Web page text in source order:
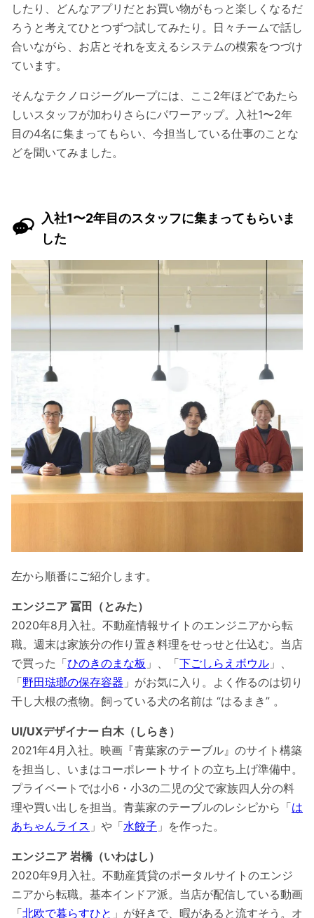
したり、どんなアプリだとお買い物がもっと楽しくなるだ
ろうと考えてひとつずつ試してみたり。日々チームで話し
合いながら、お店とそれを支えるシステムの模索をつづけ
ています。
そんなテクノロジーグループには、ここ2年ほどであたら
しいスタッフが加わりさらにパワーアップ。入社1〜2年
目の4名に集まってもらい、今担当している仕事のことな
どを聞いてみました。
入社1〜2年目のスタッフに集まってもらいま
した
左から順番にご紹介します。
エンジニア 冨田（とみた）
2020年8月入社。不動産情報サイトのエンジニアから転
職。週末は家族分の作り置き料理をせっせと仕込む。当店
で買った「ひのきのまな板 」、「下ごしらえボウル 」、
「野田琺瑯の保存容器 」がお気に入り。よく作るのは切り
干し大根の煮物。飼っている犬の名前は “はるまき” 。
UI/UXデザイナー 白木（しらき）
2021年4月入社。映画『青葉家のテーブル』のサイト構築
を担当し、いまはコーポレートサイトの立ち上げ準備中。
プライベートでは小6・小3の二児の父で家族四人分の料
理や買い出しを担当。青葉家のテーブルのレシピから「は
あちゃんライス 」や「水餃子 」を作った。
エンジニア 岩橋（いわはし）
2020年9月入社。不動産賃貸のポータルサイトのエンジ
ニアから転職。基本インドア派。当店が配信している動画
「北欧で暮らすひと 」が好きで、暇があると流すそう。オ